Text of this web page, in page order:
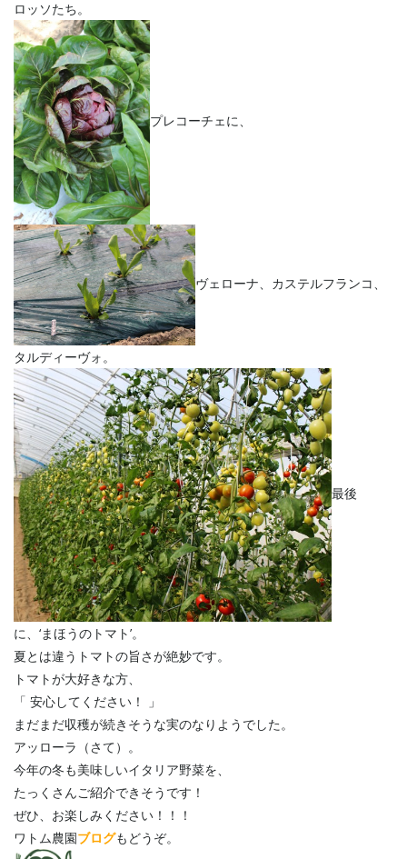
ロッソたち。
プレコーチェに、
ヴェローナ、カステルフランコ、
タルディーヴォ。
最後
に、‘まほうのトマト’。
夏とは違うトマトの旨さが絶妙です。
トマトが大好きな方、
「 安心してください！ 」
まだまだ収穫が続きそうな実のなりようでした。
アッローラ（さて）。
今年の冬も美味しいイタリア野菜を、
たっくさんご紹介できそうです！
ぜひ、お楽しみください！！！
ワトム農園ブログもどうぞ。